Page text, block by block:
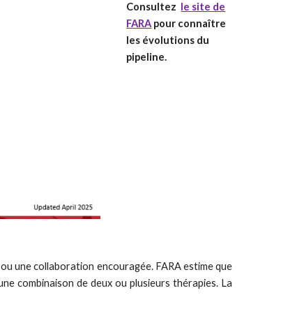
Consultez le site de
FARA pour connaître
les évolutions du
pipeline.
une collaboration encouragée. FARA estime que
combinaison de deux ou plusieurs thérapies. La